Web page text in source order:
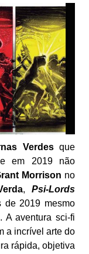
Verdesque
em 2019 não
Morrison no
,Psi-Lords
de 2019 mesmo
A aventura sci-fi
a incrível arte do
rápida, objetiva